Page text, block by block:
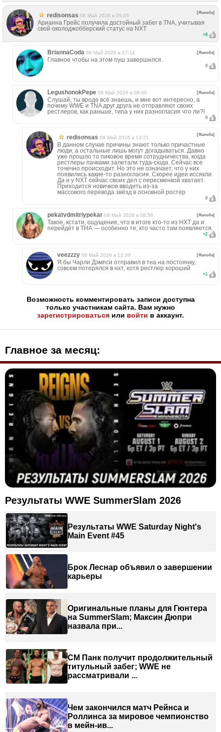
redisonsas 08 Май 2026 в 05:05
[Жалоба]
Арианна Грейс получила достойный забег в TNA, учитывая
свой околоджобберский статус на NXT
+8
BriannaCoda 08 Май 2026 в 07:14 [Жалоба]
Главное чтобы на этом пуш завершился.
0
LegushonokPepe 08 Май 2026 в 08:00 [Жалоба]
Слушай, ты вроде всё знаешь, и мне вот интересно, а
почему WWE и TNA друг друга не отправляют своих
рестлеров, как раньше, типа у них разногласия что ли?!
0
redisonsas 08 Май 2026 в 13:21
[Жалоба]
В данном случае причины знают только причастные
люди, а остальные лишь могут догадываться. Давно
уже прошло то пиковое время сотрудничества, когда
рестлеры пачками залетали туда-сюда. Сейчас все
точечно происходит. Но это не означает, что у них
появились какие-то разногласия. Скорее идеи иссякли.
Да и у NXT сейчас своих дел с пересменкой хватает.
Приходится новичков вводить из-за
массового перевода звёзд в основной ростер
0
pekatvdmitriypekar 08 Май 2026 в 08:56 [Жалоба]
Такое, кстати, ощущение, что в итоге кто-то из НХТ да и
перейдёт в ТНА — особенно те, кто часто там появляется.
+2
veezzzy 08 Май 2026 в 12:39 [Жалоба]
Я бы Чарли Дэмпси отправил в тна на постоянку,
совсем потерялся в нхт, хотя рестлер хороший
+1
Возможность комментировать записи доступна
только участникам сайта. Вам нужно
зарегистрироваться или войти в аккаунт.
Главное за месяц:
Результаты WWE SummerSlam 2026
Результаты WWE Saturday Night's
Main Event #45
Брок Леснар объявил о завершении
карьеры
Оригинальные планы для Гюнтера
на SummerSlam; Максин Дюпри
назвала при...
СМ Панк получит продолжительный
титульный забег; WWE не
рассматривали ...
Чем закончился матч Рейнса и
Роллинса за мировое чемпионство
в мейн-ив...